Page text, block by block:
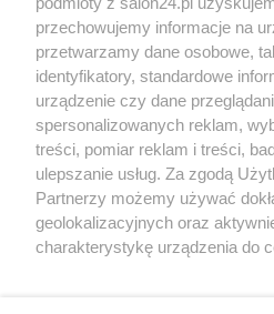
Technologie
Sport
Społeczeństwo
Kultura
przechowujemy informacje na
przetwarzamy dane osobowe,
identyfikatory, standardowe
urządzenie czy dane
spersonalizowanych reklam,
treści, pomiar reklam i treści,
ulepszanie usług. Za zgodą
Partnerzy możemy używać
geolokalizacyjnych oraz
charakterystykę urządzenia do